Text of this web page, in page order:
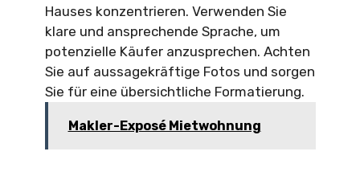
Hauses konzentrieren. Verwenden Sie
klare und ansprechende Sprache, um
potenzielle Käufer anzusprechen. Achten
Sie auf aussagekräftige Fotos und sorgen
Sie für eine übersichtliche Formatierung.
Makler-Exposé Mietwohnung